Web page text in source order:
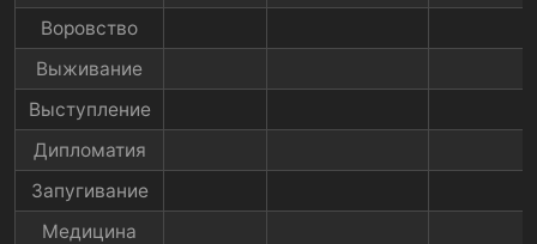
Воровство​
Выживание​
Выступление​
Дипломатия​
Запугивание​
Медицина​